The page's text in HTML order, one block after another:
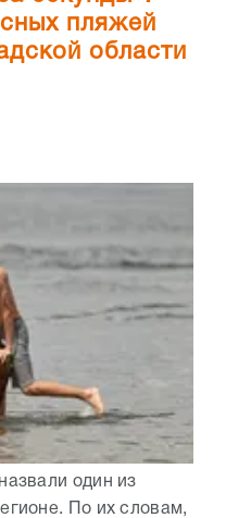
пляжей
области
один из
По их словам,